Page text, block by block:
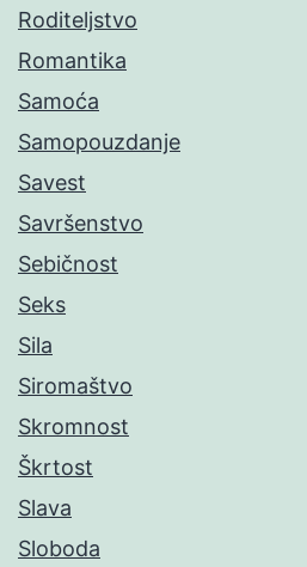
Roditeljstvo
Romantika
Samoća
Samopouzdanje
Savest
Savršenstvo
Sebičnost
Seks
Sila
Siromaštvo
Skromnost
Škrtost
Slava
Sloboda